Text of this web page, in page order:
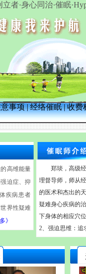
·身心同治·催眠
事项|经络催眠|收费
高维能量
迫症、抑
疾病患者
界性疑难
》
郑琰，高级
理督导师，师从
的医术和杰出的
疑难身心疾病的治
下身体的相应穴
2、 强迫思维：追